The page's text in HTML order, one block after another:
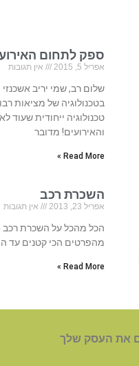
ספק לתחום
אפריל 5, 2015 אין תגובות
שלום רב, שמי יריב
טכנולוגיה ייחודית
והאירועים! מדובר
Read More »
השכרת רכב
אפריל 23, 2013 אין תגובות
הכל מהכל על השכרת
מהפרטים הכי קטנים עד
Read More »
את העסק שלך